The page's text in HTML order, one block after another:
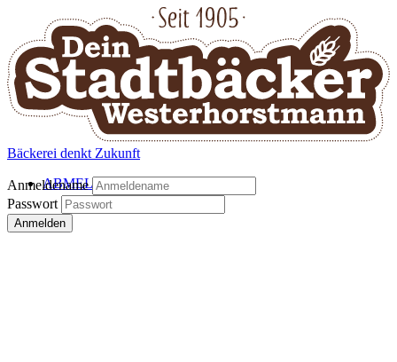
Bäckerei denkt Zukunft
ABMELDEN
Anmeldename
Passwort
Anmelden